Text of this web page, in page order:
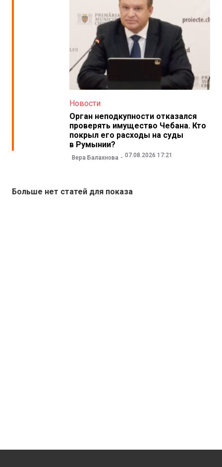
Новости
Орган неподкупности отказался
проверять имущество Чебана. Кто
покрыл его расходы на суды
в Румынии?
Вера Балахнова 07.08.2026 17:21
Больше нет статей для показа